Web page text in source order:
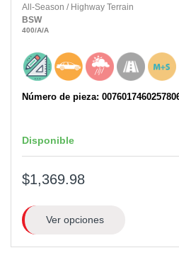
All-Season / Highway Terrain
BSW
400/A/A
Número de pieza:
Disponible
$1,369.98
Ver opciones